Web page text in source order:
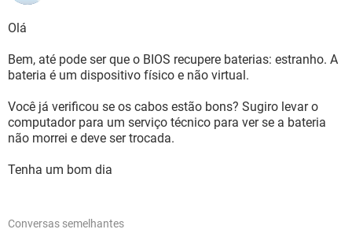
Olá
Bem, até pode ser que o BIOS recupere baterias: estranho. A
bateria é um dispositivo físico e não virtual.
Você já verificou se os cabos estão bons? Sugiro levar o
computador para um serviço técnico para ver se a bateria
não morrei e deve ser trocada.
Tenha um bom dia
Conversas semelhantes